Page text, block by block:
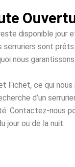
disponible
sont
nous
Fichet, ce qui
d’un
Contactez-nous
jour ou de la nuit.